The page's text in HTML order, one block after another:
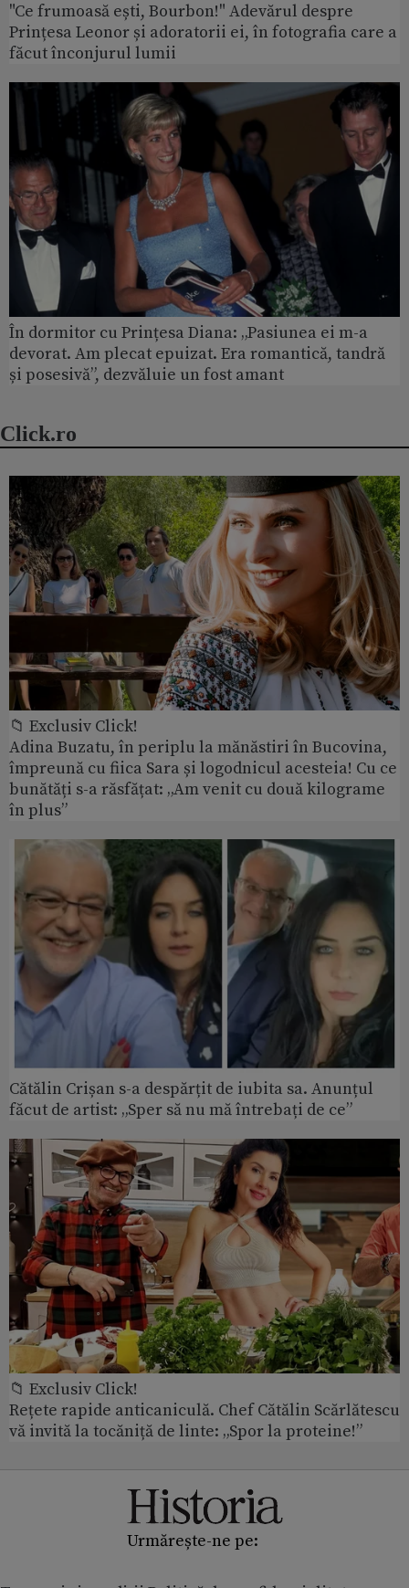
"Ce frumoasă ești, Bourbon!" Adevărul despre
Prințesa Leonor și adoratorii ei, în fotografia care a
făcut înconjurul lumii
În dormitor cu Prințesa Diana: „Pasiunea ei m-a
devorat. Am plecat epuizat. Era romantică, tandră
și posesivă”, dezvăluie un fost amant
Click.ro
📁 Exclusiv Click!
Adina Buzatu, în periplu la mănăstiri în Bucovina,
împreună cu fiica Sara și logodnicul acesteia! Cu ce
bunătăți s-a răsfățat: „Am venit cu două kilograme
în plus”
Cătălin Crișan s-a despărțit de iubita sa. Anunțul
făcut de artist: „Sper să nu mă întrebați de ce”
📁 Exclusiv Click!
Rețete rapide anticaniculă. Chef Cătălin Scărlătescu
vă invită la tocăniță de linte: „Spor la proteine!”
Urmărește-ne pe: